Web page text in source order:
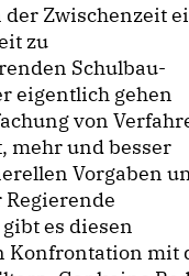
Zwischenzeit
zu
Schulbau-
eigentlich gehen
von
mehr und besser
Vorgaben
Regierende
es diesen
Konfrontation mit